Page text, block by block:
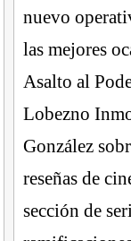
nuevo
las mejores
Asalto al
Lobezno
González
reseñas de
sección de